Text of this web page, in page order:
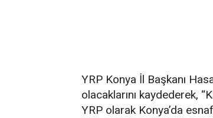
YRP Konya İl Başkanı
olacaklarını kaydederek,
YRP olarak Konya’da